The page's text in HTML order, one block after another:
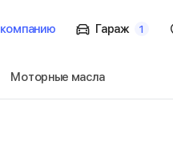
компанию Гараж 1
Моторные масла